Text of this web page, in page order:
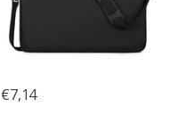
€7,14